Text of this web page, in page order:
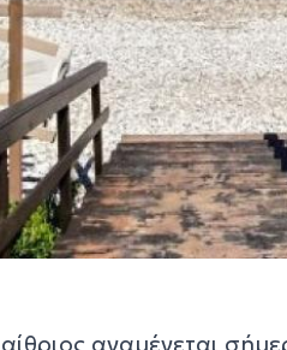
αίθριος αναμένεται